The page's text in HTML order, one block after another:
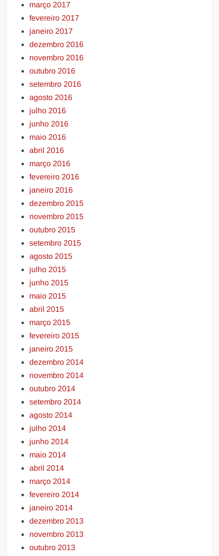
março 2017
fevereiro 2017
janeiro 2017
dezembro 2016
novembro 2016
outubro 2016
setembro 2016
agosto 2016
julho 2016
junho 2016
maio 2016
abril 2016
março 2016
fevereiro 2016
janeiro 2016
dezembro 2015
novembro 2015
outubro 2015
setembro 2015
agosto 2015
julho 2015
junho 2015
maio 2015
abril 2015
março 2015
fevereiro 2015
janeiro 2015
dezembro 2014
novembro 2014
outubro 2014
setembro 2014
agosto 2014
julho 2014
junho 2014
maio 2014
abril 2014
março 2014
fevereiro 2014
janeiro 2014
dezembro 2013
novembro 2013
outubro 2013